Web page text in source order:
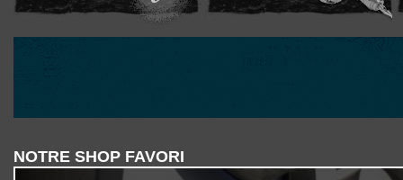
NOTRE SHOP FAVORI